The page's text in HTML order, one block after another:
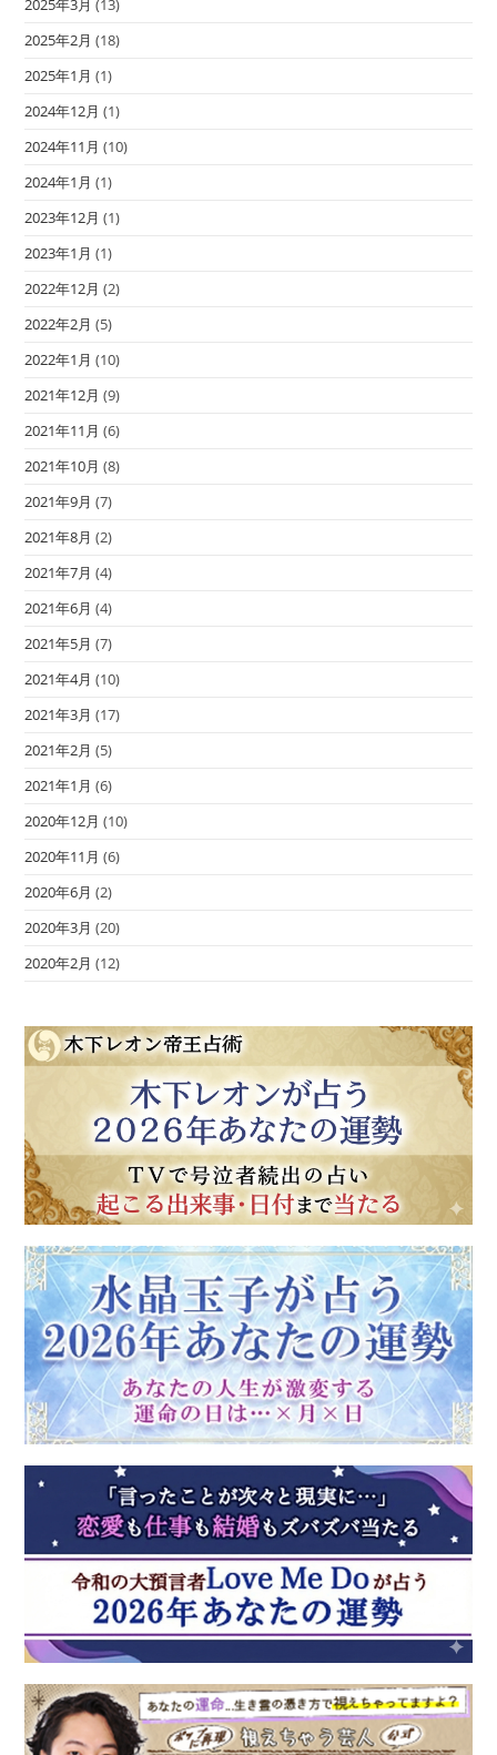
2025年3月 (13)
2025年2月 (18)
2025年1月 (1)
2024年12月 (1)
2024年11月 (10)
2024年1月 (1)
2023年12月 (1)
2023年1月 (1)
2022年12月 (2)
2022年2月 (5)
2022年1月 (10)
2021年12月 (9)
2021年11月 (6)
2021年10月 (8)
2021年9月 (7)
2021年8月 (2)
2021年7月 (4)
2021年6月 (4)
2021年5月 (7)
2021年4月 (10)
2021年3月 (17)
2021年2月 (5)
2021年1月 (6)
2020年12月 (10)
2020年11月 (6)
2020年6月 (2)
2020年3月 (20)
2020年2月 (12)